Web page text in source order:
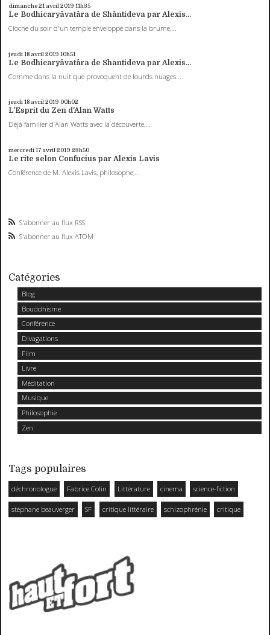
dimanche 21 avril 2019 11h35
Le Bodhicaryâvatâra de Shântideva par Alexis...
Cloche du soir d'un temple enveloppé dans la brume,...
jeudi 18 avril 2019 10h51
Le Bodhicaryâvatâra de Shantideva par Alexis...
Comme dans la nuit que provoquent de lourds nuages...
jeudi 18 avril 2019 00h02
L'Esprit du Zen d'Alan Watts
Déjà familier d’Alan Watts avec la découverte,...
mercredi 17 avril 2019 23h50
Le rite selon Confucius par Alexis Lavis
Conférence de M. Alexis Lavis, philosophe,...
S'abonner au flux RSS
S'abonner au flux ATOM
Catégories
Blog
Bouddhisme
Conférence
Divagations
Film
Livre
Méditation
Musique
Philosophie
Zen
Tags populaires
déchronologue Fabrice Colin Littérature cinema science-fiction
stéphane beauverger SF critique littéraire schizophrénie critique